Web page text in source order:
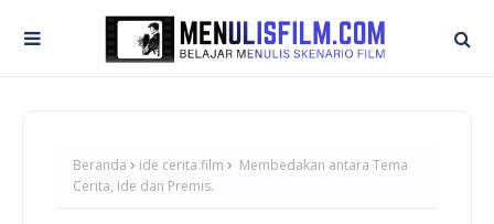
Beranda ide cerita film
Membedakan antara Tema
Cerita, Ide dan Premis.